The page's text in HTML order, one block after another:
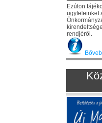
Ezúton
ügyfeleinket
rendjéről.